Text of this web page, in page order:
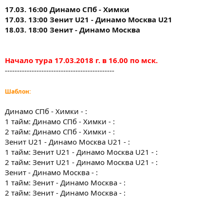
17.03. 16:00 Динамо СПб - Химки
17.03. 13:00 Зенит U21 - Динамо Москва U21
18.03. 18:00 Зенит - Динамо Москва
Начало тура 17.03.2018 г. в 16.00 по мск.
---------------------------------------------
Шаблон:
Динамо СПб - Химки - :
1 тайм: Динамо СПб - Химки - :
2 тайм: Динамо СПб - Химки - :
Зенит U21 - Динамо Москва U21 - :
1 тайм: Зенит U21 - Динамо Москва U21 - :
2 тайм: Зенит U21 - Динамо Москва U21 - :
Зенит - Динамо Москва - :
1 тайм: Зенит - Динамо Москва - :
2 тайм: Зенит - Динамо Москва - :